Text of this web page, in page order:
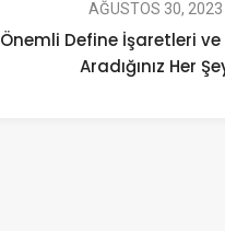
AĞUSTOS 30, 2023
Önemli Define İşaretleri ve
Aradığınız Her